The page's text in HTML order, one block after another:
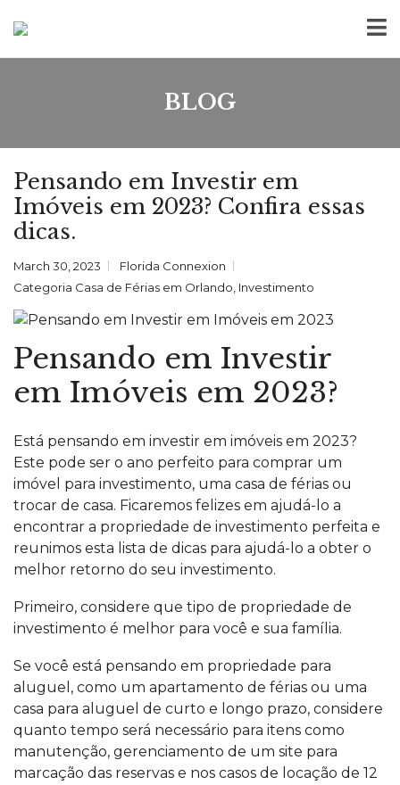
BLOG
Pensando em Investir em
Imóveis em 2023? Confira essas
dicas.
March 30, 2023
Florida Connexion
Categoria Casa de Férias em Orlando Investimento
Pensando em Investir
em Imóveis em 2023?
Está pensando em investir em imóveis em 2023?
Este pode ser o ano perfeito para comprar um
imóvel para investimento, uma casa de férias ou
trocar de casa. Ficaremos felizes em ajudá-lo a
encontrar a propriedade de investimento perfeita e
reunimos esta lista de dicas para ajudá-lo a obter o
melhor retorno do seu investimento.
Primeiro, considere que tipo de propriedade de
investimento é melhor para você e sua família.
Se você está pensando em propriedade para
aluguel, como um apartamento de férias ou uma
casa para aluguel de curto e longo prazo, considere
quanto tempo será necessário para itens como
manutenção, gerenciamento de um site para
marcação das reservas e nos casos de locação de 12